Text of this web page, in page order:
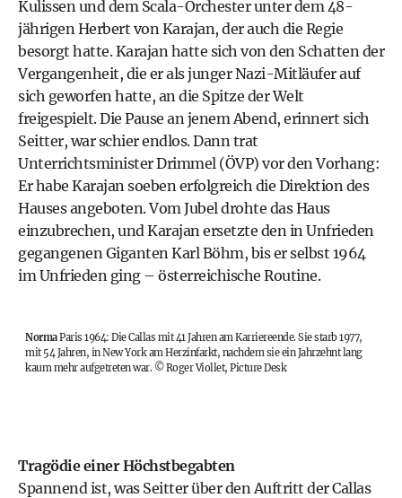
Kulissen und dem Scala-Orchester unter dem 48-
jährigen Herbert von Karajan, der auch die Regie
besorgt hatte. Karajan hatte sich von den Schatten der
Vergangenheit, die er als junger Nazi-Mitläufer auf
sich geworfen hatte, an die Spitze der Welt
freigespielt. Die Pause an jenem Abend, erinnert sich
Seitter, war schier endlos. Dann trat
Unterrichtsminister Drimmel (ÖVP) vor den Vorhang:
Er habe Karajan soeben erfolgreich die Direktion des
Hauses angeboten. Vom Jubel drohte das Haus
einzubrechen, und Karajan ersetzte den in Unfrieden
gegangenen Giganten Karl Böhm, bis er selbst 1964
im Unfrieden ging – österreichische Routine.
NormaParis 1964: Die Callas mit 41 Jahren am Karriereende. Sie starb 1977,
mit 54 Jahren, in New York am Herzinfarkt, nachdem sie ein Jahrzehnt lang
kaum mehr aufgetreten war. ©Roger Viollet, Picture Desk
Tragödie einer Höchstbegabten
Spannend ist, was Seitter über den Auftritt der Callas